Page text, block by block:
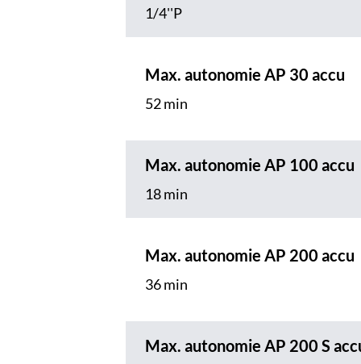
1/4''P
Max. autonomie AP 30 accu
52 min
Max. autonomie AP 100 accu
18 min
Max. autonomie AP 200 accu
36 min
Max. autonomie AP 200 S